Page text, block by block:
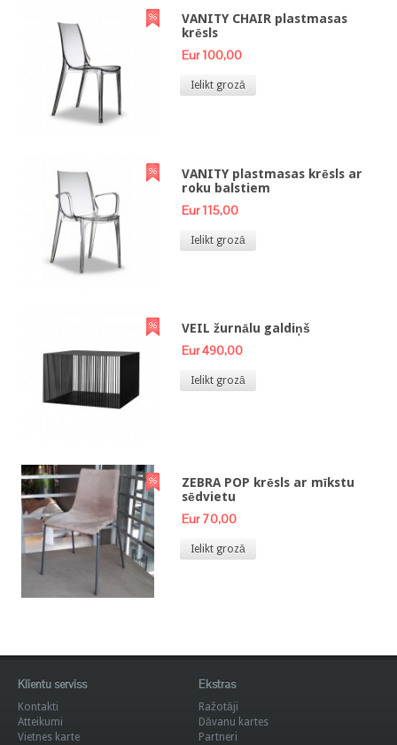
VANITY CHAIR plastmasas
krēsls
Eur 100,00
Ielikt grozā
VANITY plastmasas krēsls ar
roku balstiem
Eur 115,00
Ielikt grozā
VEIL žurnālu galdiņš
Eur 490,00
Ielikt grozā
ZEBRA POP krēsls ar mīkstu
sēdvietu
Eur 70,00
Ielikt grozā
Klientu serviss
Kontakti
Atteikumi
Vietnes karte
Ekstras
Ražotāji
Dāvanu kartes
Partneri